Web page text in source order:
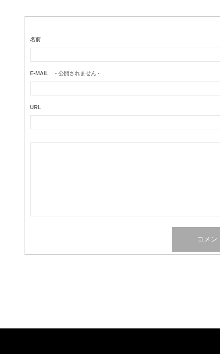
名前
E-MAIL - 公開されません -
URL